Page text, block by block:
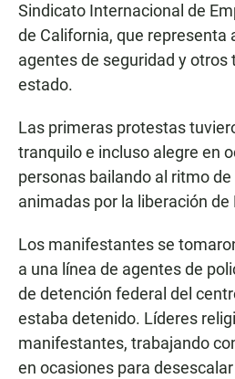
Sindicato Internacional de
de California, que representa
agentes de seguridad y otros
estado.
Las primeras protestas
tranquilo e incluso alegre en
personas bailando al ritmo
animadas por la liberación de
Los manifestantes se
a una línea de agentes de
de detención federal del
estaba detenido. Líderes
manifestantes, trabajando
en ocasiones para